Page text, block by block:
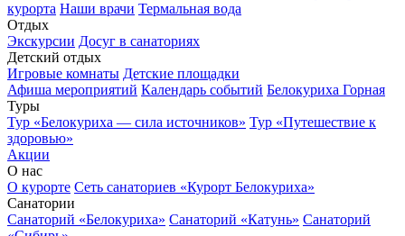
курорта Наши врачи Термальная вода
Отдых
Экскурсии Досуг в санаториях
Детский отдых
Игровые комнаты Детские площадки
Афиша мероприятий Календарь событий Белокуриха Горная
Туры
Тур «Белокуриха — сила источников» Тур «Путешествие к
здоровью»
Акции
О нас
О курорте Сеть санаториев «Курорт Белокуриха»
Санатории
Санаторий «Белокуриха» Санаторий «Катунь» Санаторий